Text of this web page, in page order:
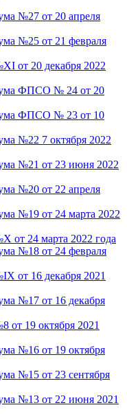
№27 от 20 апреля
№25 от 21 февраля
от 20 декабря 2022
ФПСО № 24 от 20
ФПСО № 23 от 10
№22 7 октября 2022
№21 от 23 июня 2022
№20 от 22 апреля
№19 от 24 марта 2022
от 24 марта 2022 года
№18 от 24 февраля
от 16 декабря 2021
№17 от 16 декабря
от 19 октября 2021
№16 от 19 октября
№15 от 23 сентября
№13 от 22 июня 2021